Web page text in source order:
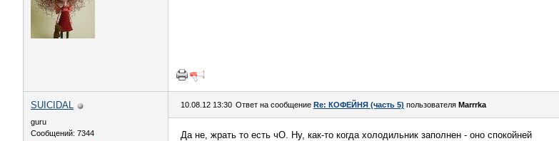
SUICIDAL
guru
Сообщений: 7344
10.08.12 13:30 Ответ на сообщение Re: КОФЕЙНЯ (часть 5) пользователя Marrrka
Да не, жрать то есть чО. Ну, как-то когда холодильник заполнен - оно спокойней